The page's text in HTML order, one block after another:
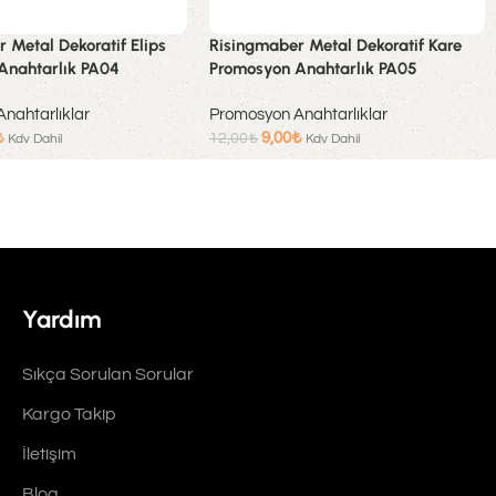
Metal Dekoratif Elips
PA04
Kdv Dahil
Risingmaber Metal Dekoratif Kare
Promosyon Anahtarlık PA05
Promosyon Anahtarlıklar
12,00₺ 9,00₺ Kdv Dahil
Yardım
Sıkça Sorulan Sorular
Kargo Takip
İletişim